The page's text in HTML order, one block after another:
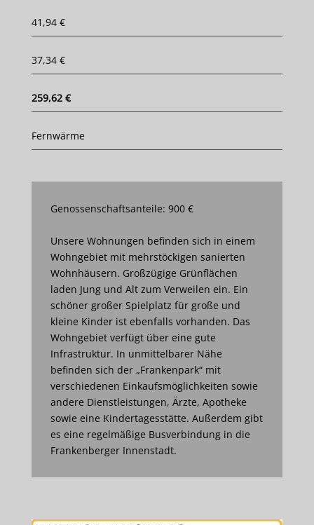
41,94 €
37,34 €
259,62 €
Fernwärme
Genossenschaftsanteile: 900 €
Unsere Wohnungen befinden sich in einem
Wohngebiet mit mehrstöckigen sanierten
Wohnhäusern. Großzügige Grünflächen
laden Jung und Alt zum Verweilen ein. Ein
schöner großer Spielplatz für große und
kleine Kinder ist ebenfalls vorhanden. Das
Wohngebiet verfügt über eine gute
Infrastruktur. In unmittelbarer Nähe
befinden sich der „Frankenpark“ mit
verschiedenen Einkaufsmöglichkeiten sowie
andere Dienstleistungen, Ärzte, Apotheke
sowie eine Kindertagesstätte. Außerdem gibt
es eine regelmäßige Busverbindung in die
Frankenberger Innenstadt.